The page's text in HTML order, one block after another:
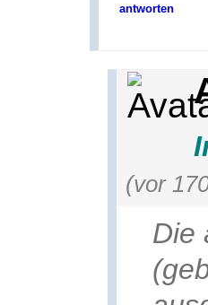
antworten
(vor
Die